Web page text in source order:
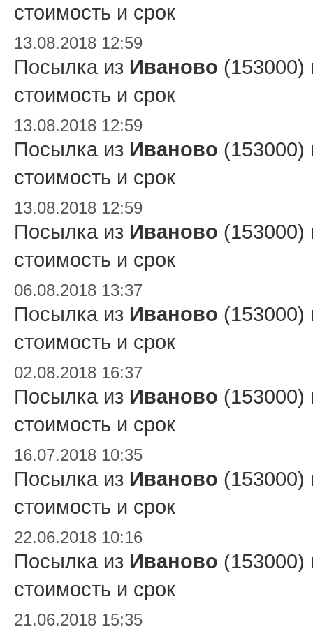
стоимость и срок
13.08.2018 12:59
Посылка из Иваново
стоимость и срок
13.08.2018 12:59
Посылка из Иваново
стоимость и срок
13.08.2018 12:59
Посылка из Иваново
стоимость и срок
06.08.2018 13:37
Посылка из Иваново
стоимость и срок
02.08.2018 16:37
Посылка из Иваново
стоимость и срок
16.07.2018 10:35
Посылка из Иваново
стоимость и срок
22.06.2018 10:16
Посылка из Иваново
стоимость и срок
21.06.2018 15:35